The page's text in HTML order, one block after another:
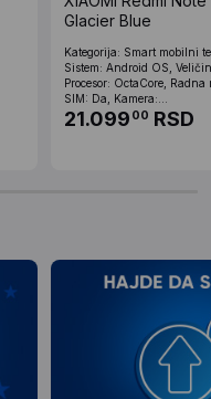
Glacier Blue
Kategorija: Smart mobilni
Sistem: Android OS,
Procesor: OctaCore,
SIM: Da, Kamera:...
21.099 00 RSD